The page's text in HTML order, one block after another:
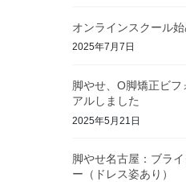
オンラインスクール
2025年7月7日
脚やせ、O脚矯正ビ
アルしました
2025年5月21日
脚やせ名古屋：ブラ
ー（ドレス姿あり）